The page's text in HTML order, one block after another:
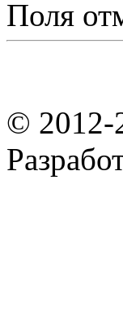
Поля
© 2012-